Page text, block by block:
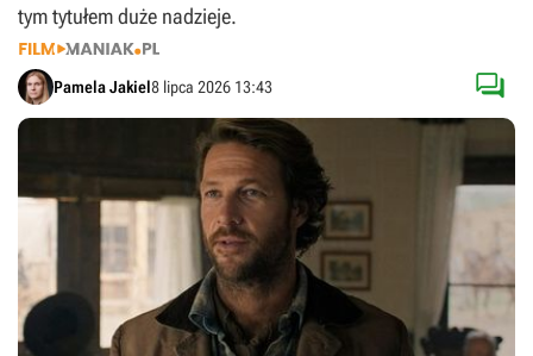
tym tytułem duże nadzieje.
Pamela Jakiel8 lipca 2026 13:43 